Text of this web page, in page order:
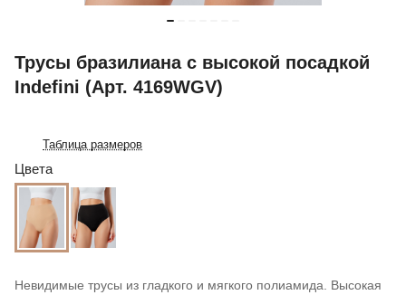
Трусы бразилиана с высокой посадкой
Indefini (Арт. 4169WGV)
Таблица размеров
Цвета
Невидимые трусы из гладкого и мягкого полиамида. Высокая